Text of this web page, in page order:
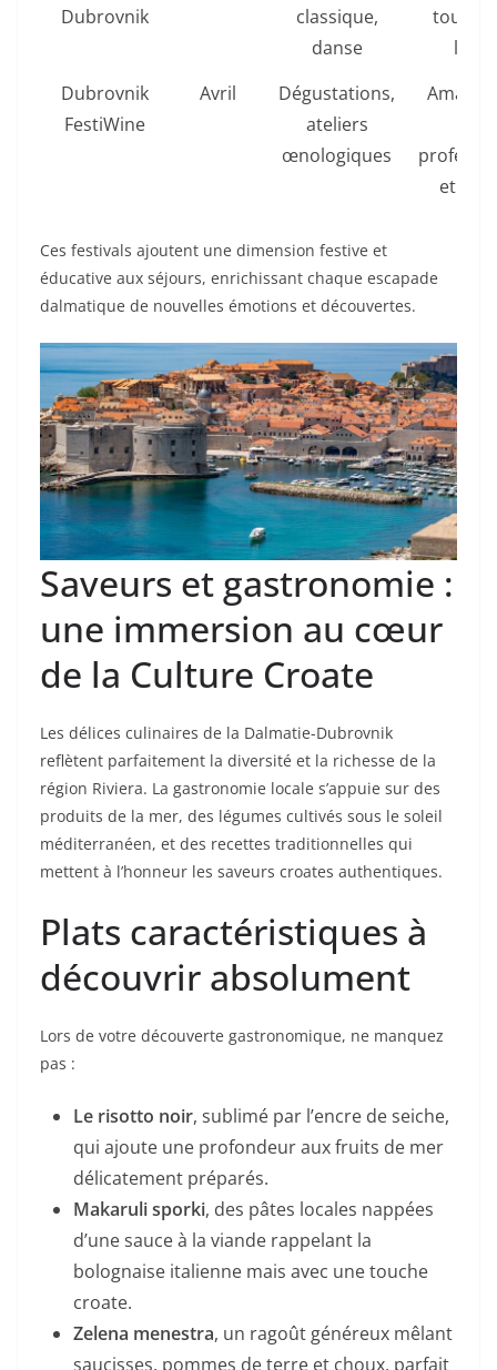
Dubrovnik
classique,
danse
Dubrovnik
FestiWine
Avril
Dégustations,
ateliers
œnologiques
et
Ces festivals ajoutent une dimension festive et
éducative aux séjours, enrichissant chaque escapade
dalmatique de nouvelles émotions et découvertes.
Saveurs et gastronomie :
une immersion au cœur
de la Culture Croate
Les délices culinaires de la Dalmatie-Dubrovnik
reflètent parfaitement la diversité et la richesse de la
région Riviera. La gastronomie locale s’appuie sur des
produits de la mer, des légumes cultivés sous le soleil
méditerranéen, et des recettes traditionnelles qui
mettent à l’honneur les saveurs croates authentiques.
Plats caractéristiques à
découvrir absolument
Lors de votre découverte gastronomique, ne manquez
pas :
Le risotto noir, sublimé par l’encre de seiche,
qui ajoute une profondeur aux fruits de mer
délicatement préparés.
Makaruli sporki, des pâtes locales nappées
d’une sauce à la viande rappelant la
bolognaise italienne mais avec une touche
croate.
Zelena menestra, un ragoût généreux mêlant
saucisses, pommes de terre et choux, parfait